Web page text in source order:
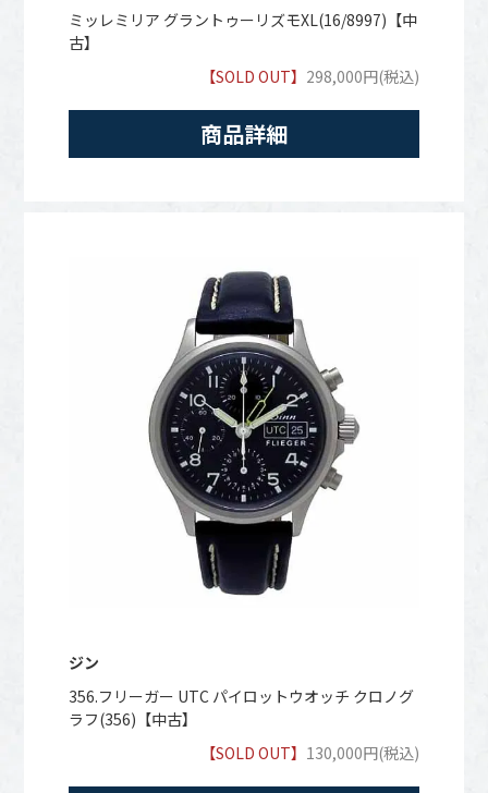
ミッレミリア グラントゥーリズモXL(16/8997)【中
古】
【SOLD OUT】 298,000円(税込)
商品詳細
ジン
356.フリーガー UTC パイロットウオッチ クロノグ
ラフ(356)【中古】
【SOLD OUT】 130,000円(税込)